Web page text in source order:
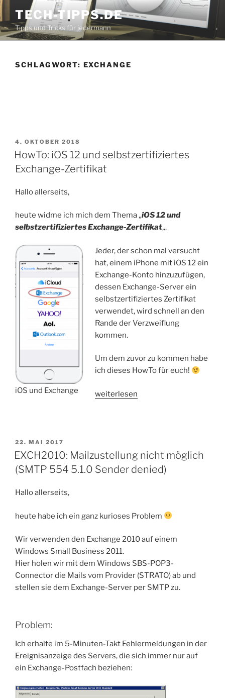
Zum
Inhalt
springen
TECH-TIPPS.DE
Tipps und Tricks für jedermann
SCHLAGWORT: EXCHANGE
VERÖFFENTLICHT
AM
4. OKTOBER 2018
HowTo: iOS 12 und selbstzertifiziertes
Exchange-Zertifikat
Hallo allerseits,
heute widme ich mich dem Thema „iOS 12 und
selbstzertifiziertes Exchange-Zertifikat„.
iOS und Exchange
Jeder, der schon mal versucht
hat, einem iPhone mit iOS 12 ein
Exchange-Konto hinzuzufügen,
dessen Exchange-Server ein
selbstzertifiziertes Zertifikat
verwendet, wird schnell an den
Rande der Verzweiflung
kommen.
Um dem zuvor zu kommen habe
ich dieses HowTo für euch!
„HowTo:
Exchange-
Zertifikat“
weiterlesen
VERÖFFENTLICHT
AM
22. MAI 2017
EXCH2010: Mailzustellung nicht möglich
(SMTP 554 5.1.0 Sender denied)
Hallo allerseits,
heute habe ich ein ganz kurioses Problem
Wir verwenden den Exchange 2010 auf einem
Windows Small Business 2011.
Hier holen wir mit dem Windows SBS-POP3-
Connector die Mails vom Provider (STRATO) ab und
stellen sie dem Exchange-Server per SMTP zu.
Problem:
Ich erhalte im 5-Minuten-Takt Fehlermeldungen in der
Ereignisanzeige des Servers, die sich immer nur auf
ein Exchange-Postfach beziehen: